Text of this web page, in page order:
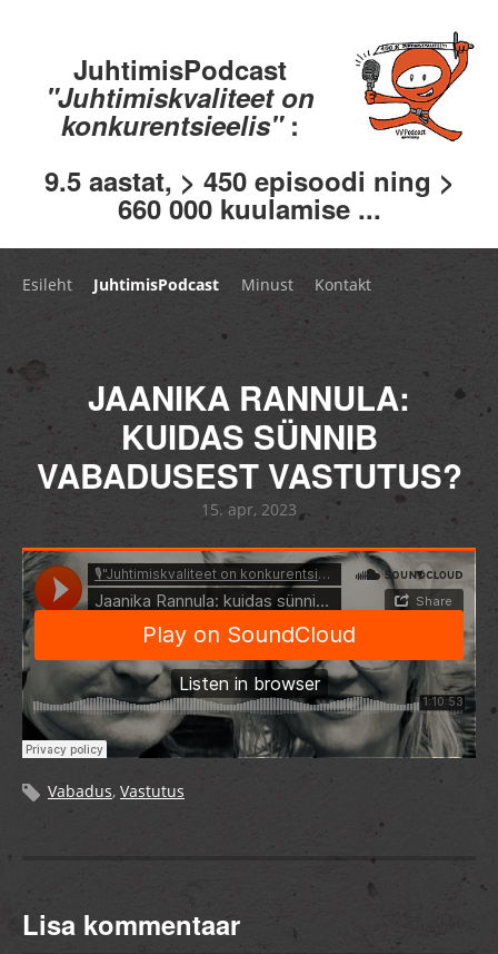
JuhtimisPodcast
"Juhtimiskvaliteet on
konkurentsieelis" :
9.5 aastat, > 450 episoodi ning >
660 000 kuulamise ...
Esileht JuhtimisPodcast Minust Kontakt
JAANIKA RANNULA:
KUIDAS SÜNNIB
VABADUSEST VASTUTUS?
15. apr, 2023
Vabadus, Vastutus
Lisa kommentaar